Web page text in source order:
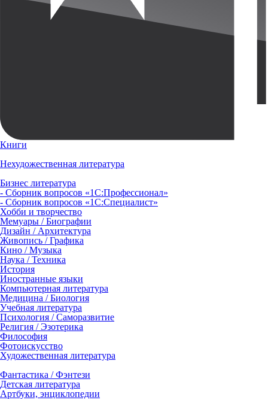
Книги
Нехудожественная литература
Бизнес литература
- Сборник вопросов «1С:Профессионал»
- Сборник вопросов «1С:Специалист»
Хобби и творчество
Мемуары / Биографии
Дизайн / Архитектура
Живопись / Графика
Кино / Музыка
Наука / Техника
История
Иностранные языки
Компьютерная литература
Медицина / Биология
Учебная литература
Психология / Саморазвитие
Религия / Эзотерика
Философия
Фотоискусство
Художественная литература
Фантастика / Фэнтези
Детская литература
Артбуки, энциклопедии